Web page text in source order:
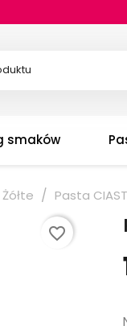
smaków
Pasta
favorite_border